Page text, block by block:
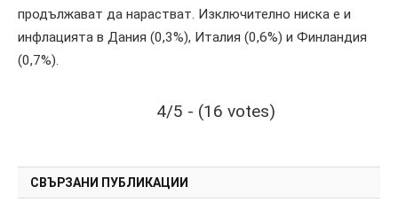
продължават да нарастват. Изключително ниска е и
инфлацията в Дания (0,3%), Италия (0,6%) и Финландия
(0,7%).
4/5 - (16 votes)
СВЪРЗАНИ ПУБЛИКАЦИИ